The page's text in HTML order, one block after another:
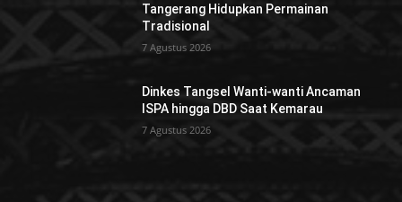
Tangerang Hidupkan Permainan
Tradisional
7 Agustus 2026
Dinkes Tangsel Wanti-wanti Ancaman
ISPA hingga DBD Saat Kemarau
7 Agustus 2026